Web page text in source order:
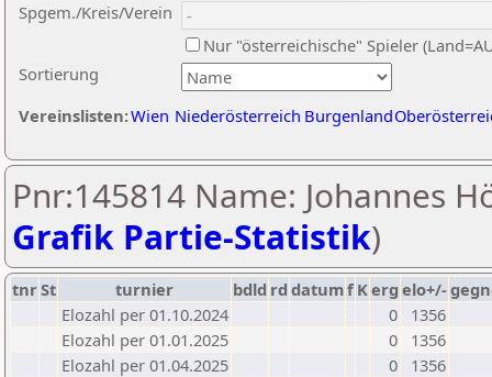
Sortierung
Spgem./Kreis/Verein
Nur "österreichische" Spieler
Vereinslisten:Wien Niederösterreich Burgenland
Pnr:145814 Name: Johannes
Grafik Partie-Statistik)
tnrSt turnier bdld rd datumf Kerg elo+/-
Elozahl per 01.10.2024
0
1356
Elozahl per 01.01.2025
0
1356
Elozahl per 01.04.2025
0
1356